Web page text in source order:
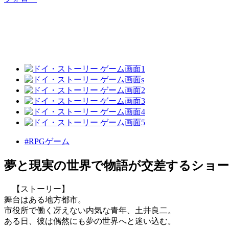
#RPGゲーム
夢と現実の世界で物語が交差するショ
【ストーリー】
舞台はある地方都市。
市役所で働く冴えない内気な青年、土井良二。
ある日、彼は偶然にも夢の世界へと迷い込む。